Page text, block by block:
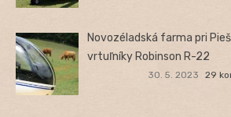
Novozéladská farma pri
vrtuľníky Robinson R-22
30. 5. 2023 29